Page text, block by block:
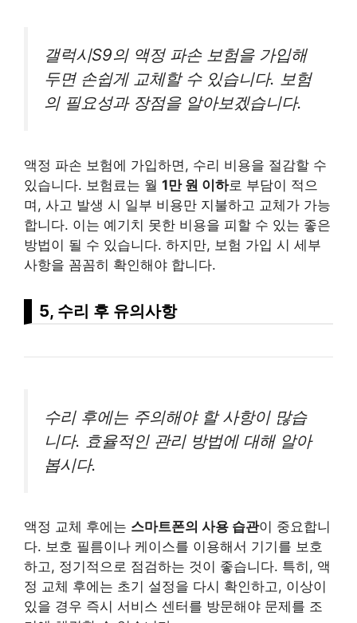
갤럭시S9의 액정 파손 보험을 가입해
두면 손쉽게 교체할 수 있습니다. 보험
의 필요성과 장점을 알아보겠습니다.
액정 파손 보험에 가입하면, 수리 비용을 절감할 수
있습니다. 보험료는 월 1만 원 이하로 부담이 적으
며, 사고 발생 시 일부 비용만 지불하고 교체가 가능
합니다. 이는 예기치 못한 비용을 피할 수 있는 좋은
방법이 될 수 있습니다. 하지만, 보험 가입 시 세부
사항을 꼼꼼히 확인해야 합니다.
5, 수리 후 유의사항
수리 후에는 주의해야 할 사항이 많습
니다. 효율적인 관리 방법에 대해 알아
봅시다.
액정 교체 후에는 스마트폰의 사용 습관이 중요합니
다. 보호 필름이나 케이스를 이용해서 기기를 보호
하고, 정기적으로 점검하는 것이 좋습니다. 특히, 액
정 교체 후에는 초기 설정을 다시 확인하고, 이상이
있을 경우 즉시 서비스 센터를 방문해야 문제를 조